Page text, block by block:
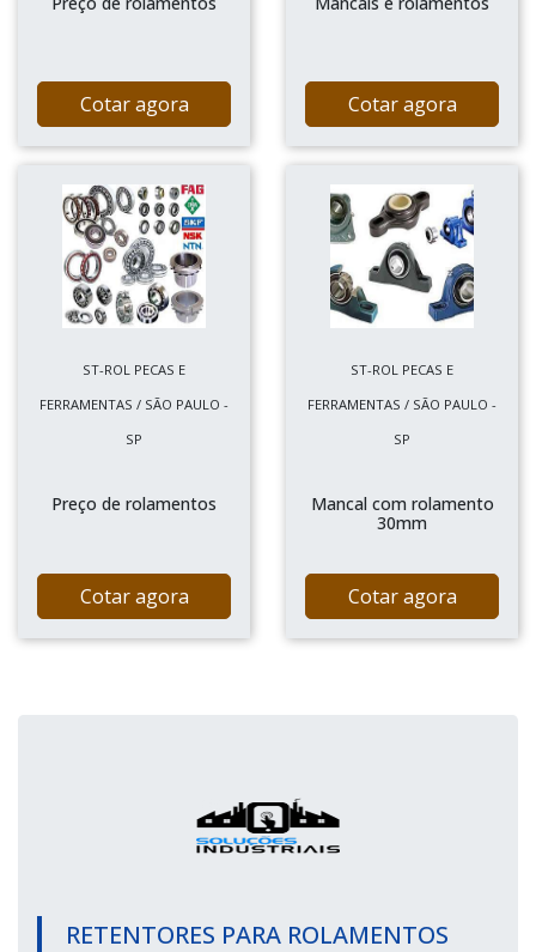
Cotar agora Cotar agora
ST-ROL PECAS E
FERRAMENTAS / SÃO PAULO -
SP
Preço de rolamentos
Cotar agora
ST-ROL PECAS E
FERRAMENTAS / SÃO PAULO -
SP
Mancal com rolamento
30mm
Cotar agora
RETENTORES PARA ROLAMENTOS